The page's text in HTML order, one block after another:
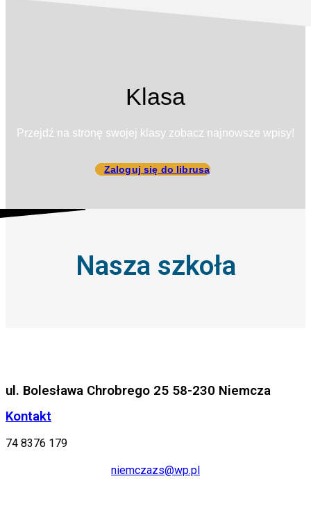
Klasa
Przejdź na stronę swojej klasy zobacz najnowsze wpisy!
Zaloguj się do librusa
Nasza szkoła
ul. Bolesława Chrobrego 25 58-230 Niemcza
Kontakt
74 8376 179
niemczazs@wp.pl